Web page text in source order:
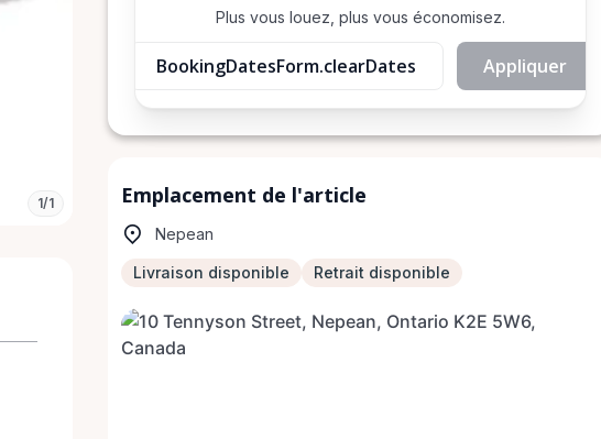
1/1
Plus vous louez, plus vous économisez.
BookingDatesForm.clearDates Appliquer
Emplacement de l'article
Nepean
Livraison disponible Retrait disponible